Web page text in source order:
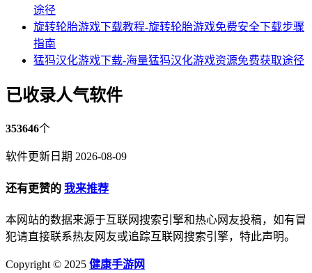
途径
旋转轮胎游戏下载教程-旋转轮胎游戏免费安全下载步骤
指南
猛犸汉化游戏下载-海量猛犸汉化游戏资源免费获取途径
已收录人气软件
353646个
软件更新日期 2026-08-09
还有更赞的 我来推荐
本网站的数据来源于互联网搜索引擎和热心网友投稿，如有冒
犯请直接联系热友网友或追踪互联网搜索引擎，特此声明。
Copyright © 2025 健康手游网